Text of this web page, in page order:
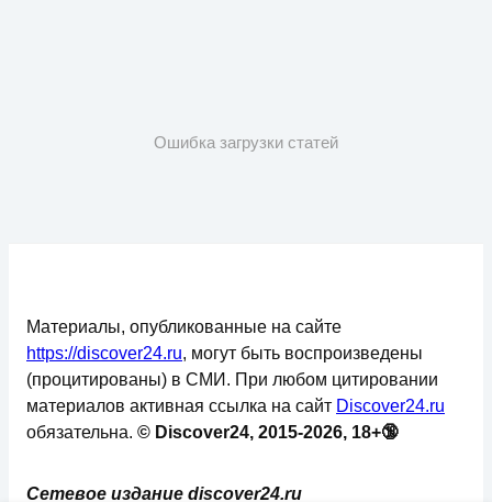
Ошибка загрузки статей
Сетевое издание discover24.ru
Материалы, опубликованные на сайте
https://discover24.ru, могут быть воспроизведены
(процитированы) в СМИ. При любом цитировании
материалов активная ссылка на сайт Discover24.ru
обязательна. © Discover24, 2015-2026, 18+🔞